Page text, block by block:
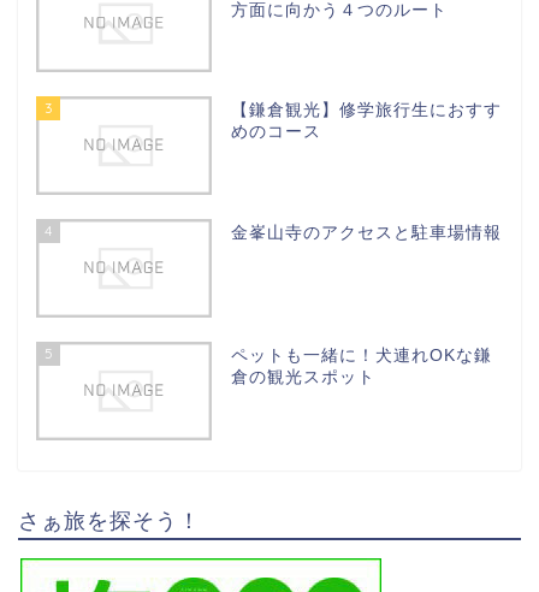
方面に向かう４つのルート
3
【鎌倉観光】修学旅行生におすす
めのコース
4 金峯山寺のアクセスと駐車場情報
5
ペットも一緒に！犬連れOKな鎌
倉の観光スポット
さぁ旅を探そう！